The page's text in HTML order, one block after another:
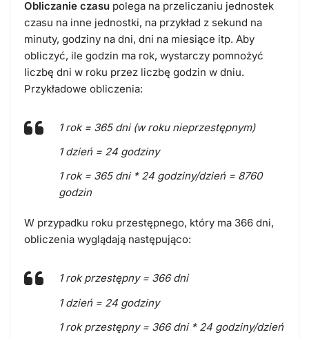
Obliczanie czasu polega na przeliczaniu jednostek
czasu na inne jednostki, na przykład z sekund na
minuty, godziny na dni, dni na miesiące itp. Aby
obliczyć, ile godzin ma rok, wystarczy pomnożyć
liczbę dni w roku przez liczbę godzin w dniu.
Przykładowe obliczenia:
1 rok = 365 dni (w roku nieprzestępnym)
1 dzień = 24 godziny
1 rok = 365 dni * 24 godziny/dzień = 8760
godzin
W przypadku roku przestępnego, który ma 366 dni,
obliczenia wyglądają następująco:
1 rok przestępny = 366 dni
1 dzień = 24 godziny
1 rok przestępny = 366 dni * 24 godziny/dzień